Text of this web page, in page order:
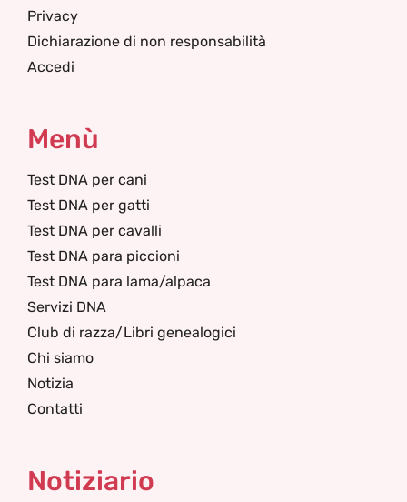
Privacy
Dichiarazione di non responsabilità
Accedi
Menù
Test DNA per cani
Test DNA per gatti
Test DNA per cavalli
Test DNA para piccioni
Test DNA para lama/alpaca
Servizi DNA
Club di razza/Libri genealogici
Chi siamo
Notizia
Contatti
Notiziario